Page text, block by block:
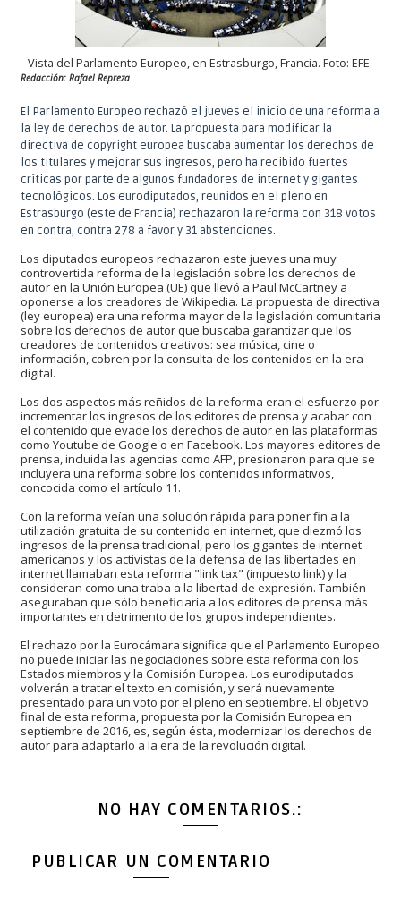
Vista del Parlamento Europeo, en Estrasburgo, Francia. Foto: EFE.
Redacción: Rafael Repreza
El Parlamento Europeo rechazó el jueves el inicio de una reforma a
la ley de derechos de autor. La propuesta para modificar la
directiva de copyright europea buscaba aumentar los derechos de
los titulares y mejorar sus ingresos, pero ha recibido fuertes
críticas por parte de algunos fundadores de internet y gigantes
tecnológicos. Los eurodiputados, reunidos en el pleno en
Estrasburgo (este de Francia) rechazaron la reforma con 318 votos
en contra, contra 278 a favor y 31 abstenciones.
Los diputados europeos rechazaron este jueves una muy
controvertida reforma de la legislación sobre los derechos de
autor en la Unión Europea (UE) que llevó a Paul McCartney a
oponerse a los creadores de Wikipedia. La propuesta de directiva
(ley europea) era una reforma mayor de la legislación comunitaria
sobre los derechos de autor que buscaba garantizar que los
creadores de contenidos creativos: sea música, cine o
información, cobren por la consulta de los contenidos en la era
digital.
Los dos aspectos más reñidos de la reforma eran el esfuerzo por
incrementar los ingresos de los editores de prensa y acabar con
el contenido que evade los derechos de autor en las plataformas
como Youtube de Google o en Facebook. Los mayores editores de
prensa, incluida las agencias como AFP, presionaron para que se
incluyera una reforma sobre los contenidos informativos,
concocida como el artículo 11.
Con la reforma veían una solución rápida para poner fin a la
utilización gratuita de su contenido en internet, que diezmó los
ingresos de la prensa tradicional, pero los gigantes de internet
americanos y los activistas de la defensa de las libertades en
internet llamaban esta reforma "link tax" (impuesto link) y la
consideran como una traba a la libertad de expresión. También
aseguraban que sólo beneficiaría a los editores de prensa más
importantes en detrimento de los grupos independientes.
El rechazo por la Eurocámara significa que el Parlamento Europeo
no puede iniciar las negociaciones sobre esta reforma con los
Estados miembros y la Comisión Europea. Los eurodiputados
volverán a tratar el texto en comisión, y será nuevamente
presentado para un voto por el pleno en septiembre. El objetivo
final de esta reforma, propuesta por la Comisión Europea en
septiembre de 2016, es, según ésta, modernizar los derechos de
autor para adaptarlo a la era de la revolución digital.
NO HAY COMENTARIOS.:
PUBLICAR UN COMENTARIO